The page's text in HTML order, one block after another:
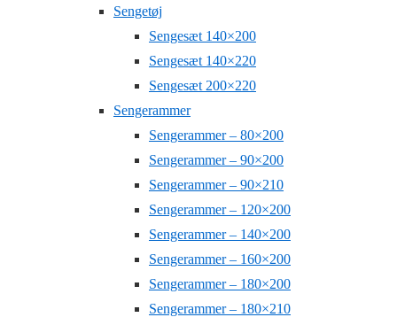
Sengetøj
Sengesæt 140×200
Sengesæt 140×220
Sengesæt 200×220
Sengerammer
Sengerammer – 80×200
Sengerammer – 90×200
Sengerammer – 90×210
Sengerammer – 120×200
Sengerammer – 140×200
Sengerammer – 160×200
Sengerammer – 180×200
Sengerammer – 180×210